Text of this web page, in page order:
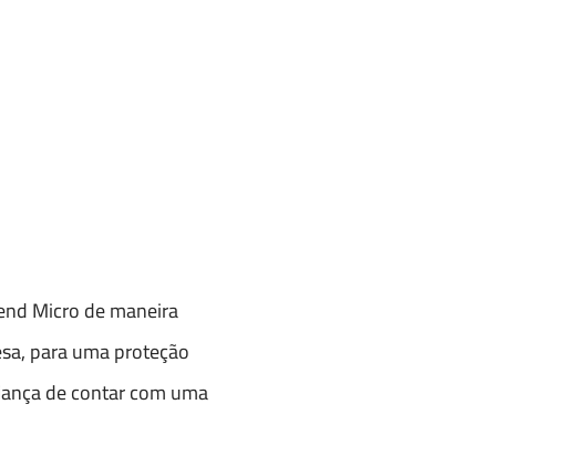
Micro de maneira
para uma proteção
de contar com uma